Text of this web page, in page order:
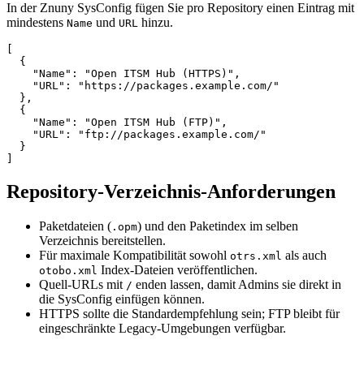
In der Znuny SysConfig fügen Sie pro Repository einen Eintrag mit
mindestens Name und URL hinzu.
  {
    "Name": "Open ITSM Hub (HTTPS)",
    "URL": "https://packages.example.com/"
  },
  {
    "Name": "Open ITSM Hub (FTP)",
    "URL": "ftp://packages.example.com/"
  }
Repository-Verzeichnis-Anforderungen
Paketdateien ( .opm) und den Paketindex im selben
Verzeichnis bereitstellen.
Für maximale Kompatibilität sowohl otrs.xml als auch
otobo.xml Index-Dateien veröffentlichen.
Quell-URLs mit / enden lassen, damit Admins sie direkt in
die SysConfig einfügen können.
HTTPS sollte die Standardempfehlung sein; FTP bleibt für
eingeschränkte Legacy-Umgebungen verfügbar.